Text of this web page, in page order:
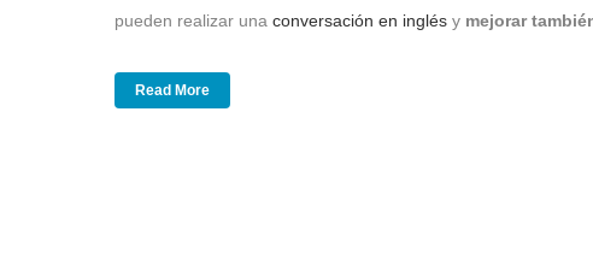
pueden realizar una conversación en inglés y mejorar
Read More